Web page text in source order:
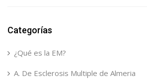
Categorías
¿Qué es la EM?
A. De Esclerosis Multiple de Almeria